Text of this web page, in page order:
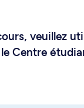
veuillez
Centre